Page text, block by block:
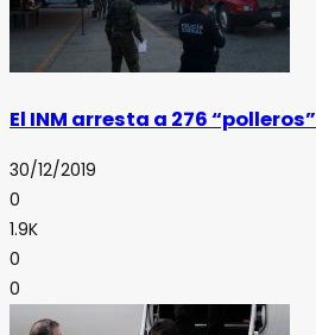
El INM arresta a 276 “polleros”
30/12/2019
0
1.9K
0
0